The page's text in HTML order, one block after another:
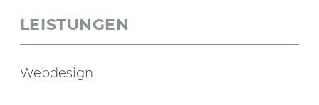
LEISTUNGEN
Webdesign